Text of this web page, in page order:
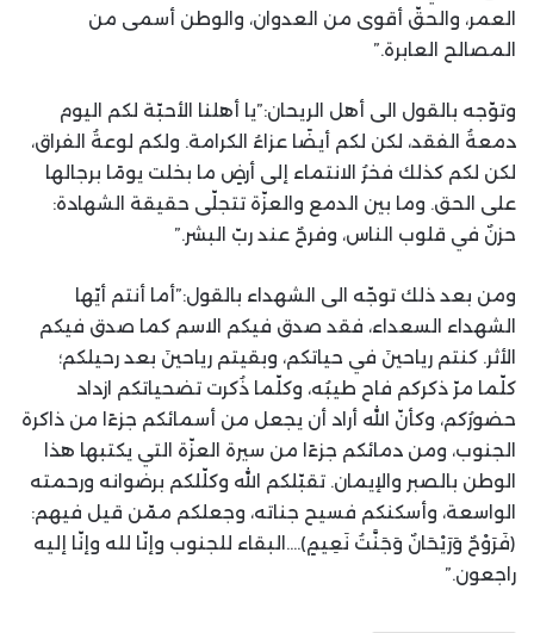
العمر، والحقّ أقوى من العدوان، والوطن أسمى من
المصالح العابرة.”
وتوّجه بالقول الى أهل الريحان:”يا أهلنا الأحبّة لكم اليوم
دمعةُ الفقد، لكن لكم أيضًا عزاءُ الكرامة. ولكم لوعةُ الفراق،
لكن لكم كذلك فخرُ الانتماء إلى أرضٍ ما بخلت يومًا برجالها
على الحق. وما بين الدمع والعزّة تتجلّى حقيقة الشهادة:
حزنٌ في قلوب الناس، وفرحٌ عند ربّ البشر.”
ومن بعد ذلك توجّه الى الشهداء بالقول:”أما أنتم أيّها
الشهداء السعداء، فقد صدق فيكم الاسم كما صدق فيكم
الأثر. كنتم رياحينَ في حياتكم، وبقيتم رياحينَ بعد رحيلكم؛
كلّما مرّ ذكركم فاح طيبُه، وكلّما ذُكرت تضحياتكم ازداد
حضورُكم، وكأنّ الله أراد أن يجعل من أسمائكم جزءًا من ذاكرة
الجنوب، ومن دمائكم جزءًا من سيرة العزّة التي يكتبها هذا
الوطن بالصبر والإيمان. تقبّلكم الله وكلّلكم برضوانه ورحمته
الواسعة، وأسكنكم فسيح جناته، وجعلكم ممّن قيل فيهم:
﴿فَرَوْحٌ وَرَيْحَانٌ وَجَنَّتُ نَعِيمٍ﴾….البقاء للجنوب وإنّا لله وإنّا إليه
راجعون.”